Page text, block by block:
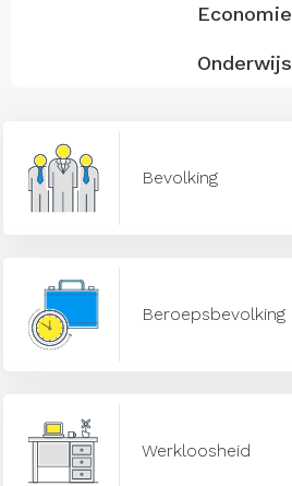
Economie
Onderwijs
Bevolking
Beroepsbevolking
Werkloosheid